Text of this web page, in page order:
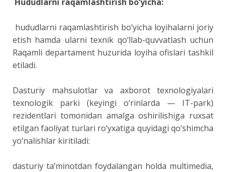
hududlarni raqamlashtirish bo‘yicha loyihalarni joriy
etish hamda ularni texnik qo‘llab-quvvatlash uchun
Raqamli departament huzurida loyiha ofislari tashkil
etiladi.
Dasturiy mahsulotlar va axborot texnologiyalari
texnologik parki (keyingi o‘rinlarda — IT-park)
rezidentlari tomonidan amalga oshirilishiga ruxsat
etilgan faoliyat turlari ro‘yxatiga quyidagi qo‘shimcha
yo‘nalishlar kiritiladi:
dasturiy ta’minotdan foydalangan holda multimedia,